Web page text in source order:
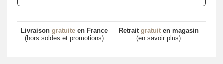
Livraison gratuite en France
(hors soldes et promotions)
Retrait gratuiten magasin
(en savoir plus)